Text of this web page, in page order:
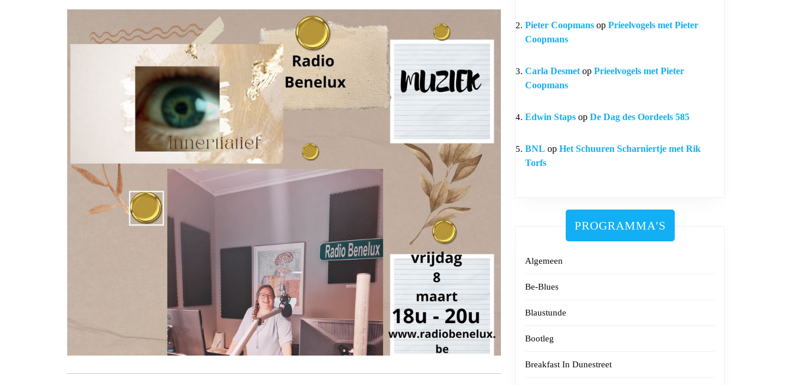
Pieter Coopmans op Prieelvogels met Pieter
Coopmans
Carla Desmet op Prieelvogels met Pieter
Coopmans
Edwin Staps op De Dag des Oordeels 585
BNL op Het Schuuren Scharniertje met Rik
Torfs
PROGRAMMA'S
Algemeen
Be-Blues
Blaustunde
Bootleg
Breakfast In Dunestreet